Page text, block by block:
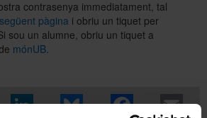
contrasenya immediatament, tal
següent pàgina i obriu un tiquet per
Si sou un alumne, obriu un tiquet a
mónUB.